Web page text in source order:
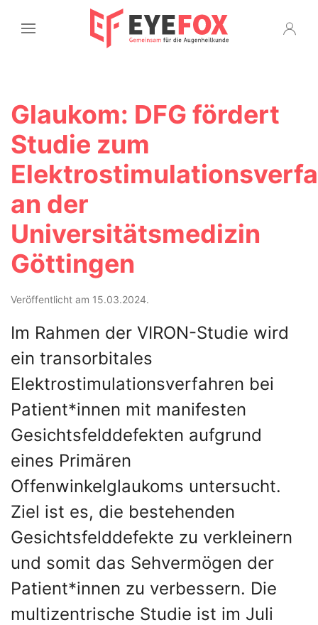
Glaukom: DFG fördert
Studie zum
an der
Universitätsmedizin
Göttingen
Veröffentlicht am 15.03.2024.
Im Rahmen der VIRON-Studie wird
ein transorbitales
Elektrostimulationsverfahren bei
Patient*innen mit manifesten
Gesichtsfelddefekten aufgrund
eines Primären
Offenwinkelglaukoms untersucht.
Ziel ist es, die bestehenden
Gesichtsfelddefekte zu verkleinern
und somit das Sehvermögen der
Patient*innen zu verbessern. Die
multizentrische Studie ist im Juli